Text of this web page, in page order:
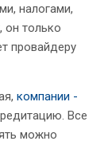
налогами,
он только
провайдеру
компании -
Все
можно